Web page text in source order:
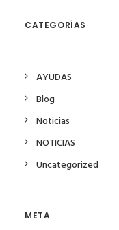
CATEGORÍAS
AYUDAS
Blog
Noticias
NOTICIAS
Uncategorized
META